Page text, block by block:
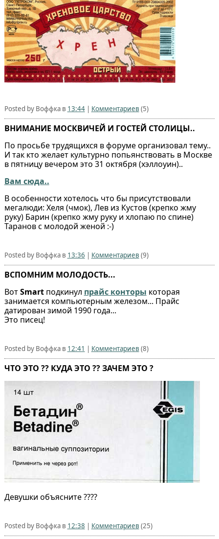
Posted by Воффка в 13:44| Комментариев (5)
ВНИМАНИЕ МОСКВИЧЕЙ И ГОСТЕЙ СТОЛИЦЫ..
По просьбе трудящихся в форуме организовал тему..
И так кто желает культурно попьянствовать в Москве
в пятницу вечером это 31 октября (хэллоуин)..
Вам сюда..
В особенности хотелось что бы присутствовали
мегалюди: Хеля (чмок), Лев из Кустов (крепко жму
руку) Барин (крепко жму руку и хлопаю по спине)
Таранов с молодой женой :-)
Posted by Воффка в 13:36 | Комментариев (9)
ВСПОМНИМ МОЛОДОСТЬ...
ВотSmartподкинул прайс конторы которая
занимается компьютерным железом... Прайс
датирован зимой 1990 года...
Это писец!
Posted by Воффка в 12:41 | Комментариев (8)
ЧТО ЭТО ?? КУДА ЭТО ?? ЗАЧЕМ ЭТО ?
Девушки объясните ????
Posted by Воффка в 12:38 | Комментариев (25)